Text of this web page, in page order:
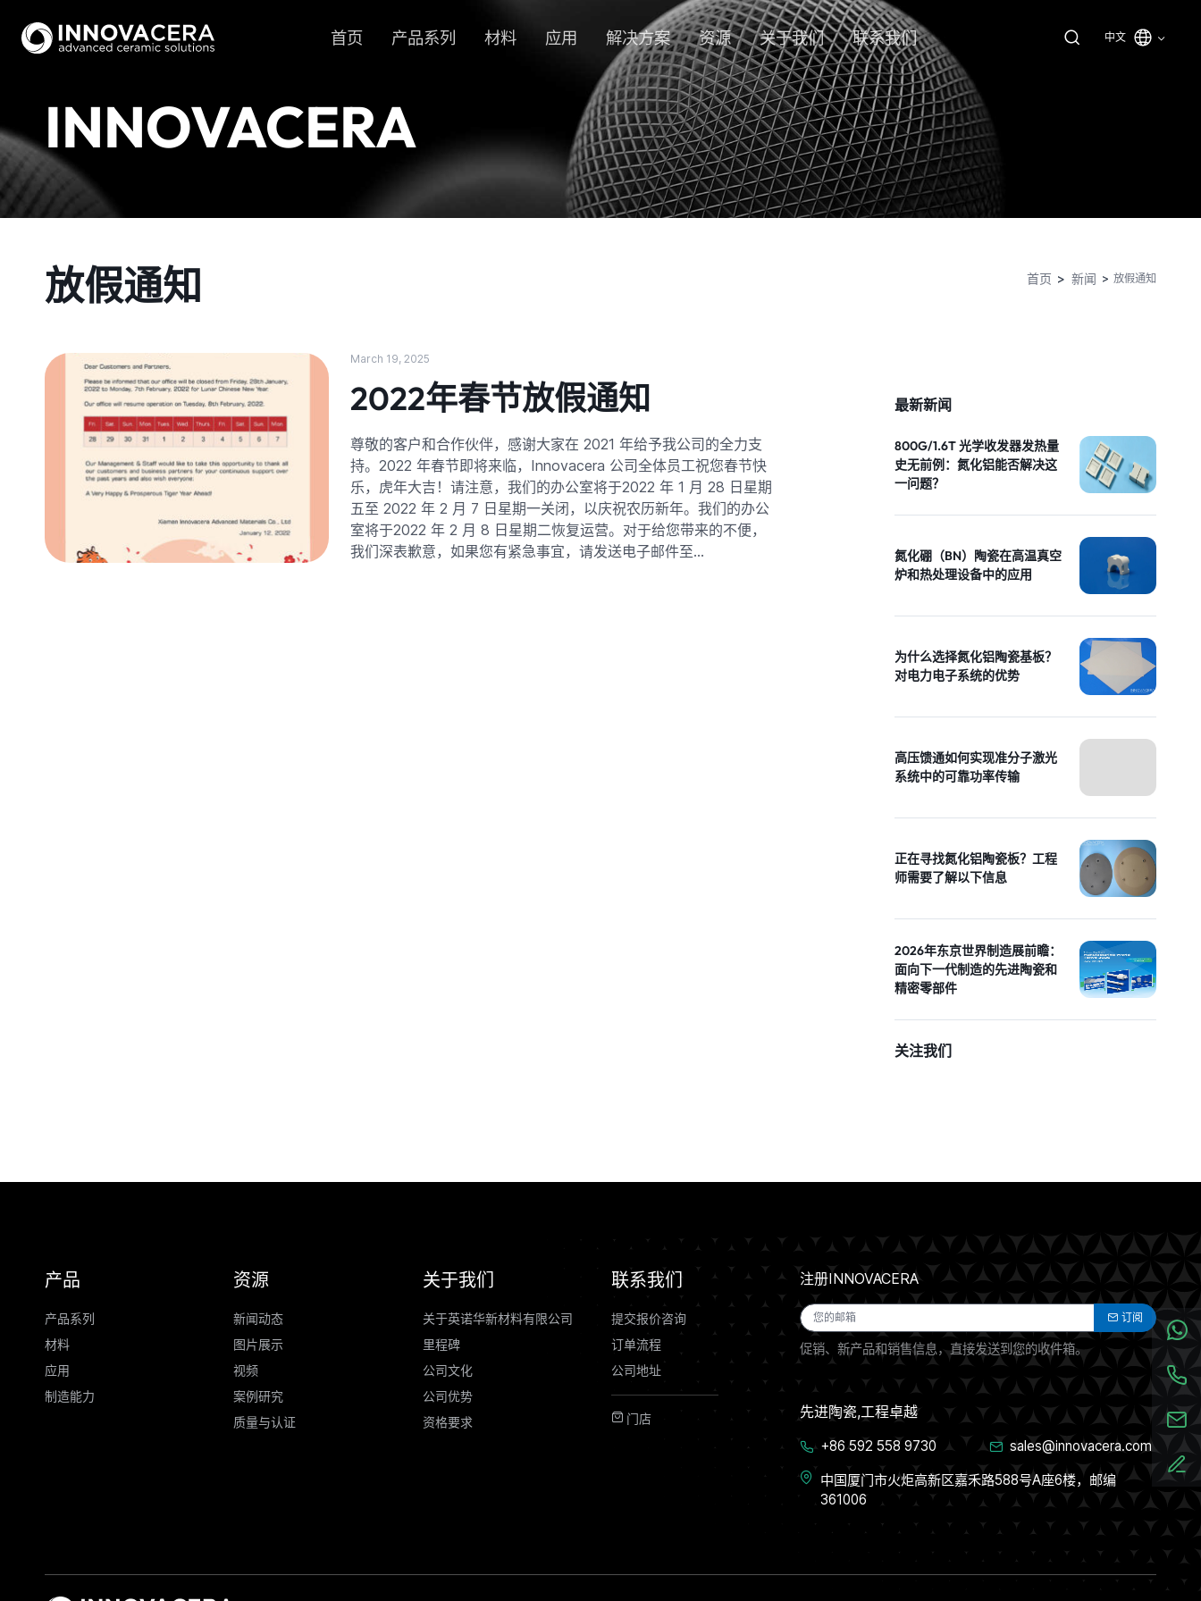
首页 产品系列 材料 应用 解决方案 资源 关于我们 联系我们 中文
INNOVACERA
放假通知 首页 新闻 放假通知
March 19, 2025
2022年春节放假通知
尊敬的客户和合作伙伴，感谢大家在 2021 年给予我公司的全力支
持。2022 年春节即将来临，Innovacera 公司全体员工祝您春节快
乐，虎年大吉！请注意，我们的办公室将于2022 年 1 月 28 日星期
五至 2022 年 2 月 7 日星期一关闭，以庆祝农历新年。我们的办公
室将于2022 年 2 月 8 日星期二恢复运营。对于给您带来的不便，
我们深表歉意，如果您有紧急事宜，请发送电子邮件至…
最新新闻
800G/1.6T 光学收发器发热量
史无前例：氮化铝能否解决这
一问题？
氮化硼（BN）陶瓷在高温真空
炉和热处理设备中的应用
为什么选择氮化铝陶瓷基板？
对电力电子系统的优势
高压馈通如何实现准分子激光
系统中的可靠功率传输
正在寻找氮化铝陶瓷板？工程
师需要了解以下信息
2026年东京世界制造展前瞻：
面向下一代制造的先进陶瓷和
精密零部件
关注我们
产品
产品系列
材料
应用
制造能力
资源
新闻动态
图片展示
视频
案例研究
质量与认证
关于我们
关于英诺华新材料有限公司
里程碑
公司文化
公司优势
资格要求
联系我们
提交报价咨询
订单流程
公司地址
门店
注册INNOVACERA
订阅
促销、新产品和销售信息，直接发送到您的收件箱。
先进陶瓷,工程卓越
+86 592 558 9730
sales@innovacera.com
中国厦门市火炬高新区嘉禾路588号A座6楼，邮编
361006